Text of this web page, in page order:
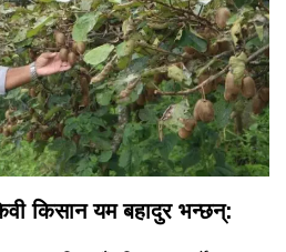
किसान यम बहादुर भन्छन्: